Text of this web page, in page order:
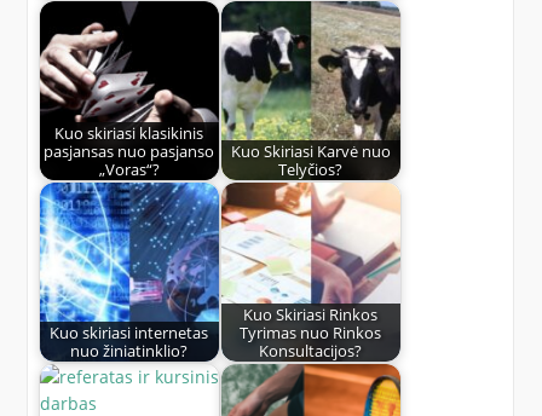
Kuo skiriasi klasikinis
pasjansas nuo pasjanso
„Voras“?
Kuo Skiriasi Karvė nuo
Telyčios?
Kuo skiriasi internetas
nuo žiniatinklio?
Kuo Skiriasi Rinkos
Tyrimas nuo Rinkos
Konsultacijos?